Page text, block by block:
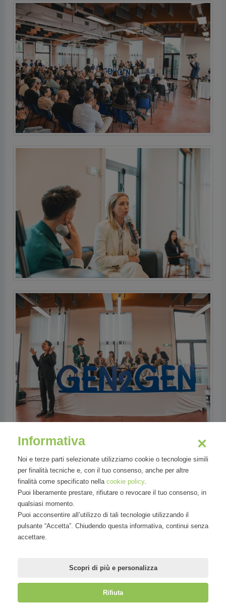
Informativa
Noi e terze parti selezionate utilizziamo cookie o tecnologie simili
per finalità tecniche e, con il tuo consenso, anche per altre
finalità come specificato nella cookie policy.
Puoi liberamente prestare, rifiutare o revocare il tuo consenso, in
qualsiasi momento.
Puoi acconsentire all’utilizzo di tali tecnologie utilizzando il
pulsante “Accetta”. Chiudendo questa informativa, continui senza
accettare.
Scopri di più e personalizza
Rifiuta